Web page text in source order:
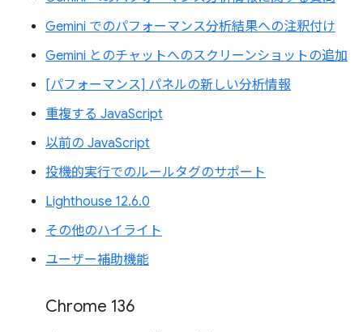
Gemini でのパフォーマンス分析結果への注釈付け
Gemini とのチャットへのスクリーンショットの追加
[パフォーマンス] パネルの新しい分析情報
重複する JavaScript
以前の JavaScript
投機的実行でのルールタグのサポート
Lighthouse 12.6.0
その他のハイライト
ユーザー補助機能
Chrome 136